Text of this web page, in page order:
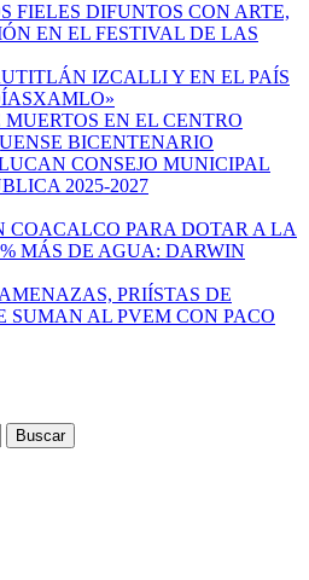
FIELES DIFUNTOS CON ARTE,
EN EL FESTIVAL DE LAS
IZCALLI Y EN EL PAÍS
EN EL CENTRO
BICENTENARIO
CONSEJO MUNICIPAL
2025-2027
COACALCO PARA DOTAR A LA
MÁS DE AGUA: DARWIN
PRIÍSTAS DE
SUMAN AL PVEM CON PACO